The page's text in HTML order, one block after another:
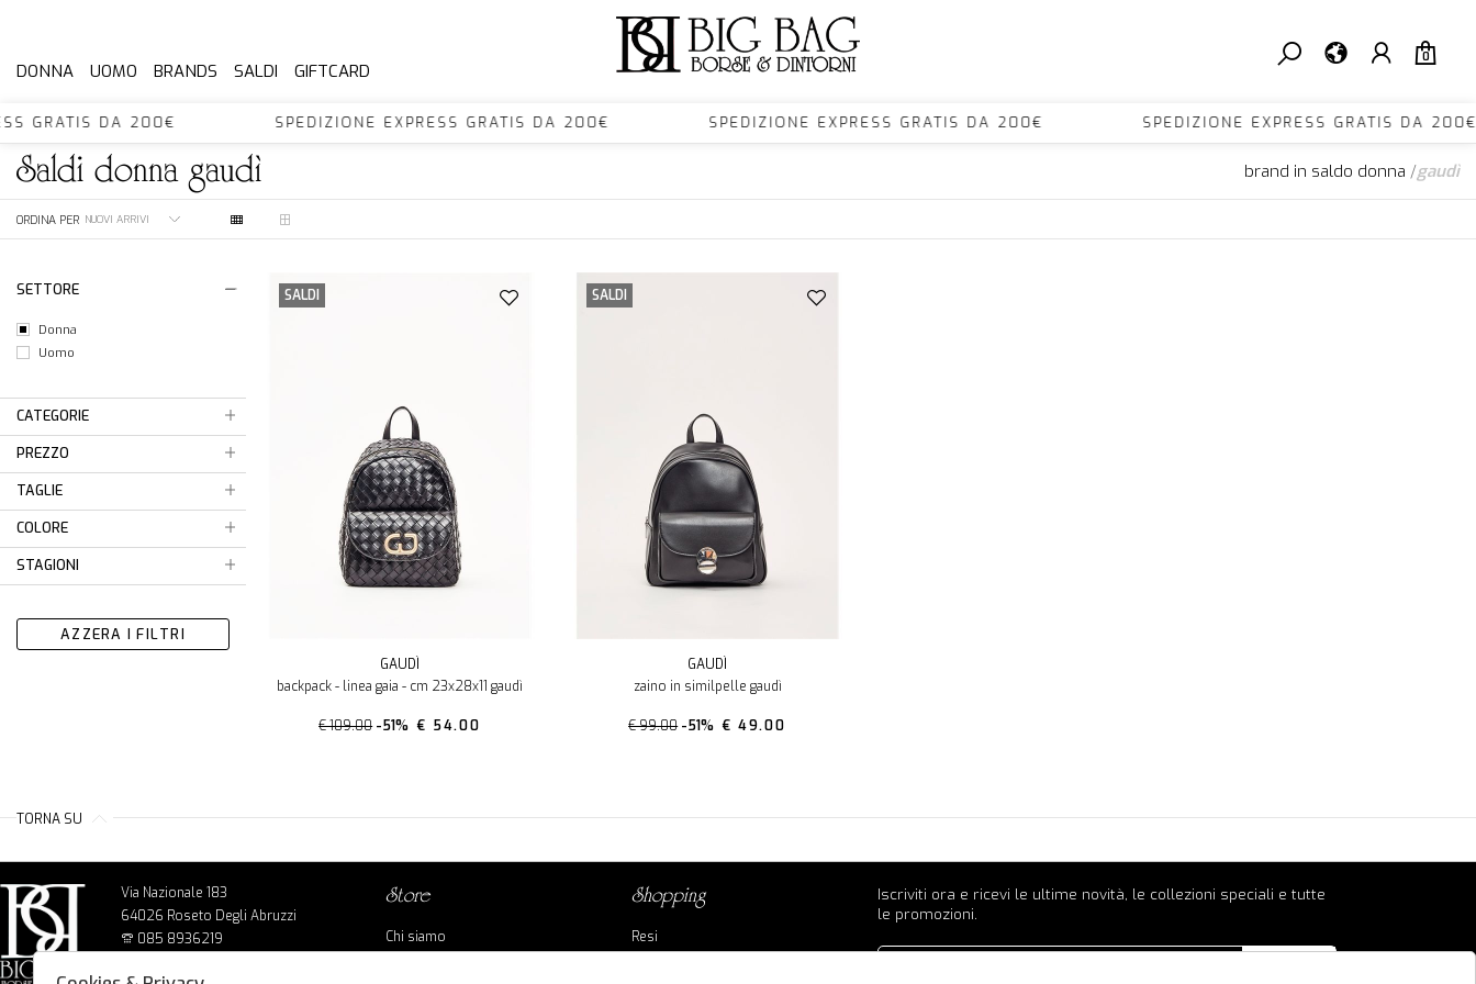
0
DONNA UOMO BRANDS SALDI GIFTCARD
GRATIS DA 200€ SPEDIZIONE EXPRESS GRATIS DA 200€ SPEDIZIONE EXPRESS GRATIS DA 200€ SPEDIZIONE EXPRESS
saldi donnagaudì brand in saldo donna /gaudì
ORDINA PER
SETTORE
Donna
Uomo
CATEGORIE
PREZZO
TAGLIE
COLORE
STAGIONI
AZZERA I FILTRI
SALDI
GAUDÌ
backpack - linea gaia - cm 23x28x11 gaudì
€ 109.00 -51% € 54.00
SALDI
GAUDÌ
zaino in similpelle gaudì
€ 99.00 -51% € 49.00
TORNA SU
Via Nazionale 183
64026 Roseto Degli Abruzzi
085 8936219
store
Chi siamo
shopping
Resi
Iscriviti ora e ricevi le ultime novità, le collezioni speciali e tutte
le promozioni.